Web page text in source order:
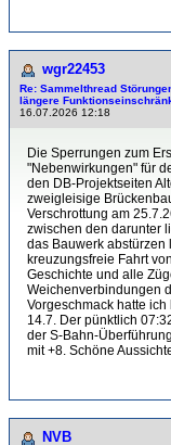
wgr22453
Re: Sammelthread
längere
16.07.2026 12:18
Die Sperrungen zum
"Nebenwirkungen" für
den DB-Projektseiten
zweigleisige
Verschrottung am
zwischen den darunter
das Bauwerk
kreuzungsfreie Fahrt
Geschichte und alle
Weichenverbindungen
Vorgeschmack hatte
14.7. Der pünktlich
der S-Bahn-
mit +8. Schöne
NVB